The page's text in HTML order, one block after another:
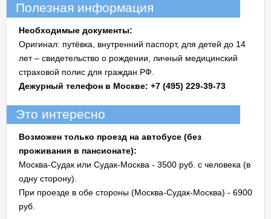
Полезная информация
Необходимые документы:
Оригинал: путёвка, внутренний паспорт, для детей до 14
лет – свидетельство о рождении, личный медицинский
страховой полис для граждан РФ.
Дежурный телефон в Москве: +7 (495) 229-39-73
Это интересно
Возможен только проезд на автобусе (без
проживания в пансионате):
Москва-Судак или Судак-Москва - 3500 руб. с человека (в
одну сторону).
При проезде в обе стороны (Москва-Судак-Москва) - 6900
руб.